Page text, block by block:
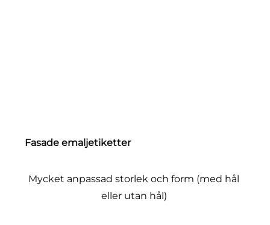
Fasade emaljetiketter
Mycket anpassad storlek och form (med hål
eller utan hål)